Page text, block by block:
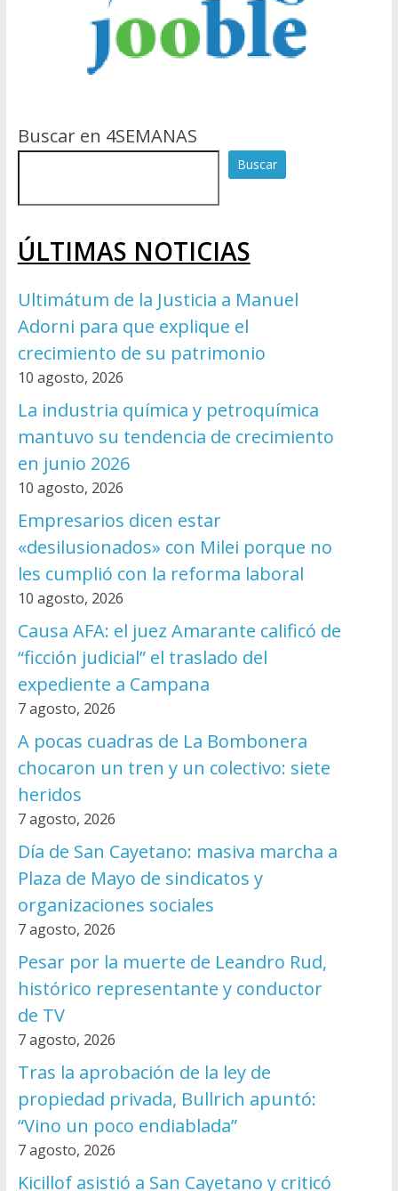
Buscar en 4SEMANAS
Buscar
ÚLTIMAS NOTICIAS
Ultimátum de la Justicia a Manuel
Adorni para que explique el
crecimiento de su patrimonio
10 agosto, 2026
La industria química y petroquímica
mantuvo su tendencia de crecimiento
en junio 2026
10 agosto, 2026
Empresarios dicen estar
«desilusionados» con Milei porque no
les cumplió con la reforma laboral
10 agosto, 2026
Causa AFA: el juez Amarante calificó de
“ficción judicial” el traslado del
expediente a Campana
7 agosto, 2026
A pocas cuadras de La Bombonera
chocaron un tren y un colectivo: siete
heridos
7 agosto, 2026
Día de San Cayetano: masiva marcha a
Plaza de Mayo de sindicatos y
organizaciones sociales
7 agosto, 2026
Pesar por la muerte de Leandro Rud,
histórico representante y conductor
de TV
7 agosto, 2026
Tras la aprobación de la ley de
propiedad privada, Bullrich apuntó:
“Vino un poco endiablada”
7 agosto, 2026
Kicillof asistió a San Cayetano y criticó